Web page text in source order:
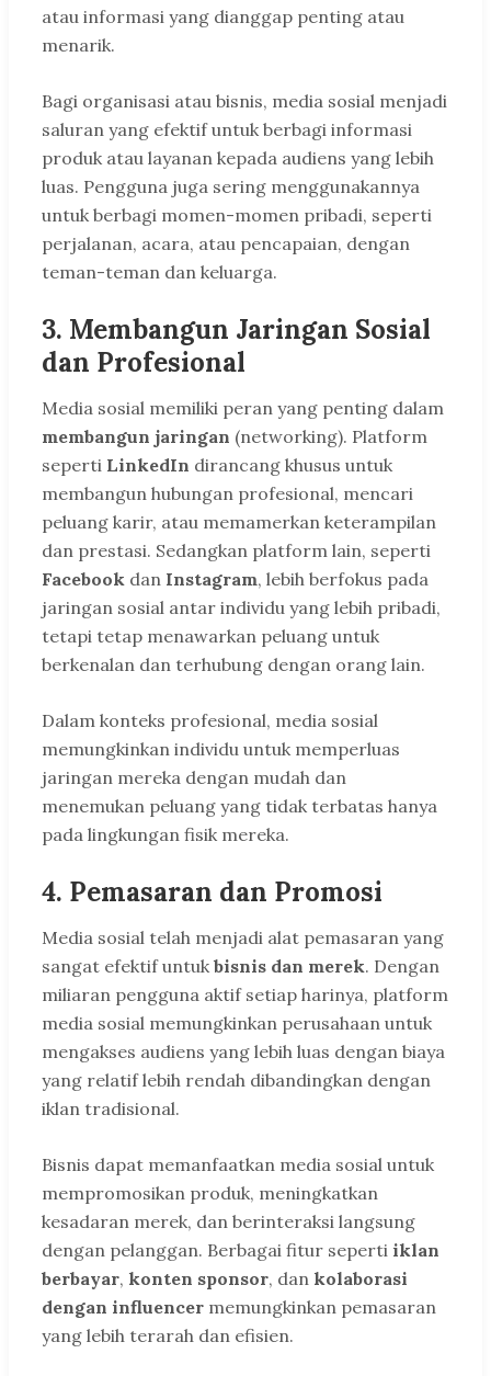
atau informasi yang dianggap penting atau
menarik.
Bagi organisasi atau bisnis, media sosial menjadi
saluran yang efektif untuk berbagi informasi
produk atau layanan kepada audiens yang lebih
luas. Pengguna juga sering menggunakannya
untuk berbagi momen-momen pribadi, seperti
perjalanan, acara, atau pencapaian, dengan
teman-teman dan keluarga.
3. Membangun Jaringan Sosial
dan Profesional
Media sosial memiliki peran yang penting dalam
membangun jaringan (networking). Platform
seperti LinkedIn dirancang khusus untuk
membangun hubungan profesional, mencari
peluang karir, atau memamerkan keterampilan
dan prestasi. Sedangkan platform lain, seperti
Facebook dan Instagram, lebih berfokus pada
jaringan sosial antar individu yang lebih pribadi,
tetapi tetap menawarkan peluang untuk
berkenalan dan terhubung dengan orang lain.
Dalam konteks profesional, media sosial
memungkinkan individu untuk memperluas
jaringan mereka dengan mudah dan
menemukan peluang yang tidak terbatas hanya
pada lingkungan fisik mereka.
4. Pemasaran dan Promosi
Media sosial telah menjadi alat pemasaran yang
sangat efektif untuk bisnis dan merek. Dengan
miliaran pengguna aktif setiap harinya, platform
media sosial memungkinkan perusahaan untuk
mengakses audiens yang lebih luas dengan biaya
yang relatif lebih rendah dibandingkan dengan
iklan tradisional.
Bisnis dapat memanfaatkan media sosial untuk
mempromosikan produk, meningkatkan
kesadaran merek, dan berinteraksi langsung
dengan pelanggan. Berbagai fitur seperti iklan
berbayar, konten sponsor, dan kolaborasi
dengan influencer memungkinkan pemasaran
yang lebih terarah dan efisien.